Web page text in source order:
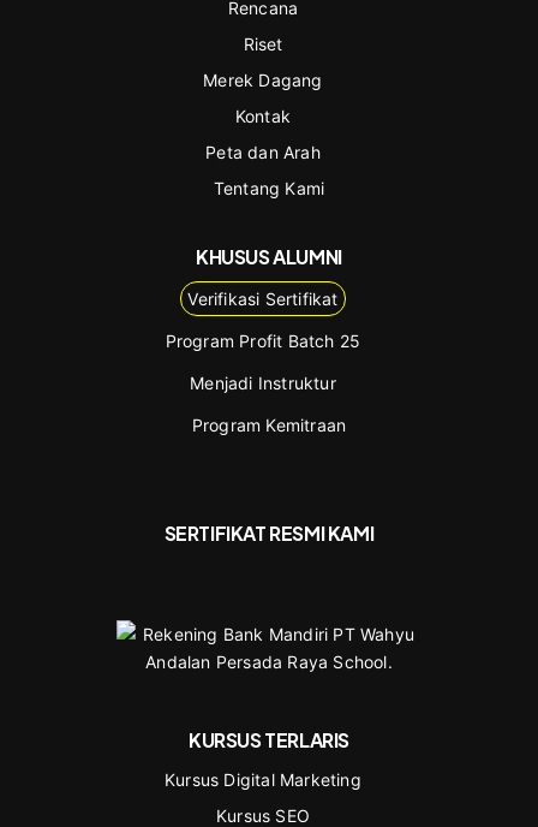
Rencana
Riset
Merek Dagang
Kontak
Peta dan Arah
Tentang Kami
KHUSUS ALUMNI
Verifikasi Sertifikat
Program Profit Batch 25
Menjadi Instruktur
Program Kemitraan
SERTIFIKAT RESMI KAMI
KURSUS TERLARIS
Kursus Digital Marketing
Kursus SEO